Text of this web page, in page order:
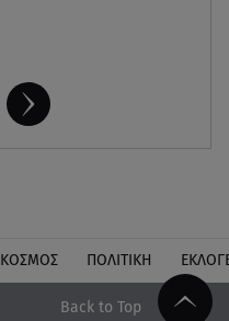
ΚΟΣΜΟΣ ΠΟΛΙΤΙΚΗ
Back to Top